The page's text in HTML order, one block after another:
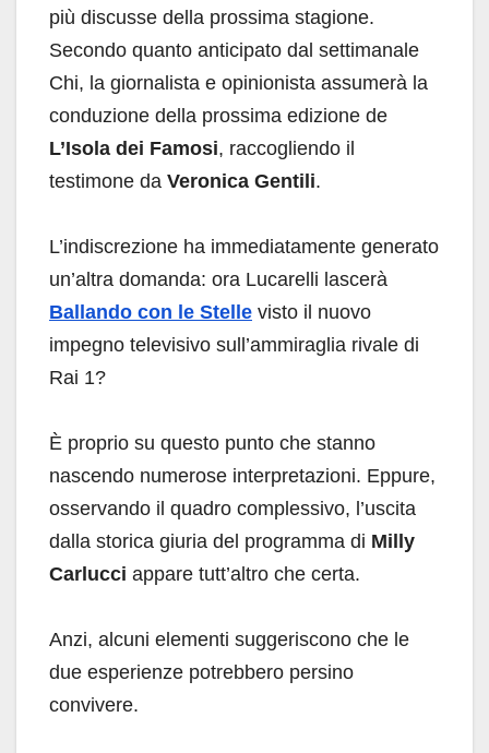
più discusse della prossima stagione.
Secondo quanto anticipato dal settimanale
Chi, la giornalista e opinionista assumerà la
conduzione della prossima edizione de
L’Isola dei Famosi, raccogliendo il
testimone da Veronica Gentili.
L’indiscrezione ha immediatamente generato
un’altra domanda: ora Lucarelli lascerà
Ballando con le Stelle visto il nuovo
impegno televisivo sull’ammiraglia rivale di
Rai 1?
È proprio su questo punto che stanno
nascendo numerose interpretazioni. Eppure,
osservando il quadro complessivo, l’uscita
dalla storica giuria del programma di Milly
Carlucci appare tutt’altro che certa.
Anzi, alcuni elementi suggeriscono che le
due esperienze potrebbero persino
convivere.